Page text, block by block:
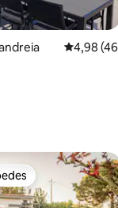
4,98 de
4,98